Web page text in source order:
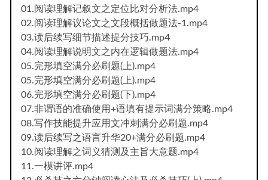
01.阅读理解记叙文之定位比对分析法.mp4
02.阅读理解议论文之文段概括做题法-1.mp4
03.读后续写细节描述提分技巧.mp4
04.阅读理解说明文之内在逻辑做题法.mp4
05.完形填空满分必刷题(上).mp4
05.完形填空满分必刷题(上).mp4
06.完形填空满分必刷题(下).mp4
07.非谓语的准确使用+语填有提示词满分策略.mp4
08.写作技能提升应用文冲刺满分必刷题.mp4
09.读后续写之语言升华20+满分必刷题.mp4
10.阅读理解之词义猜测及主旨大意题.mp4
11.一模讲评.mp4